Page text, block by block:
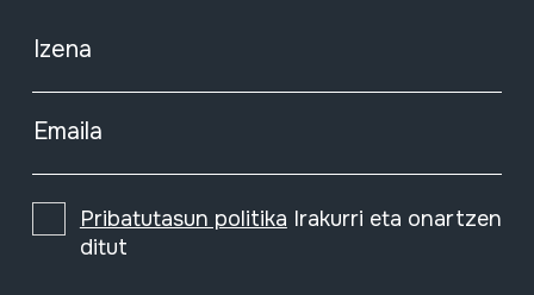
Izena
Emaila
Pribatutasun politika Irakurri eta onartzen
ditut